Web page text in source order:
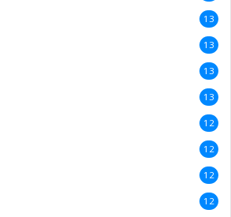
13
13
13
13
12
12
12
12